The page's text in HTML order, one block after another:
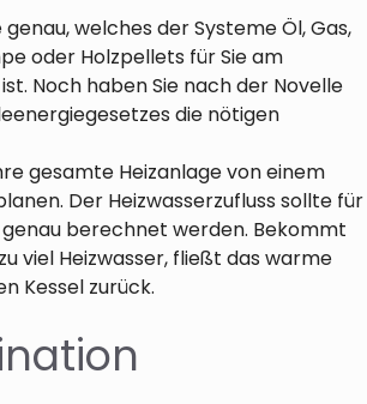
genau, welches der Systeme Öl, Gas,
oder Holzpellets für Sie am
Noch haben Sie nach der Novelle
die nötigen
gesamte Heizanlage von einem
Der Heizwasserzufluss sollte für
genau berechnet werden. Bekommt
viel Heizwasser, fließt das warme
Kessel zurück.